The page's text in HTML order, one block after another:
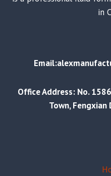
in
Office Address: No.
Town,